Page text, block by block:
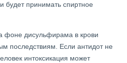
будет принимать спиртное
фоне дисульфирама в крови
последствиям. Если антидот не
интоксикация может